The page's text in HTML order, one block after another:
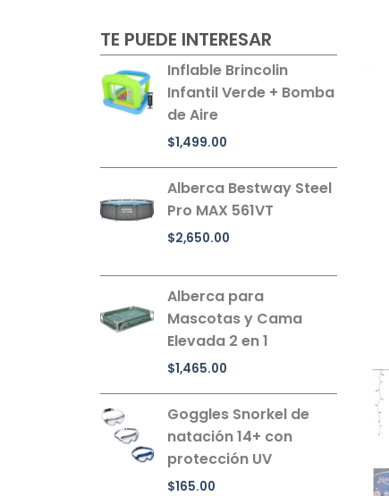
TE PUEDE INTERESAR
Inflable Brincolin
Infantil Verde + Bomba
de Aire
$1,499.00
Alberca Bestway Steel
Pro MAX 561VT
$2,650.00
Alberca para
Mascotas y Cama
Elevada 2 en 1
$1,465.00
Goggles Snorkel de
natación 14+ con
protección UV
$165.00